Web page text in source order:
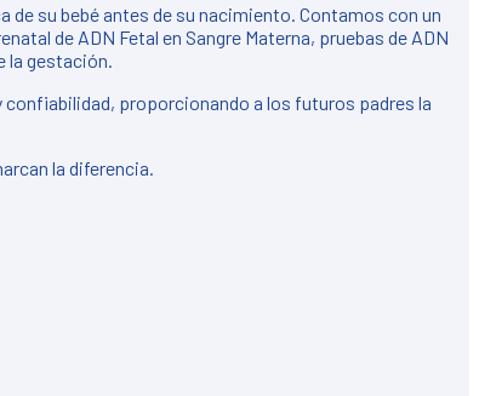
su bebé antes de su nacimiento. Contamos con un
de ADN Fetal en Sangre Materna, pruebas de ADN
la gestación.
proporcionando a los futuros padres la
la diferencia.